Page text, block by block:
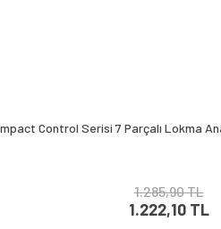
Control Serisi 7 Parçalı Lokma
1.285,90 TL
1.222,10 TL